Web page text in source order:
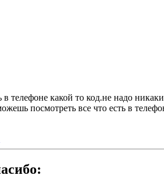
в телефоне какой то код.не надо
посмотреть все что есть в